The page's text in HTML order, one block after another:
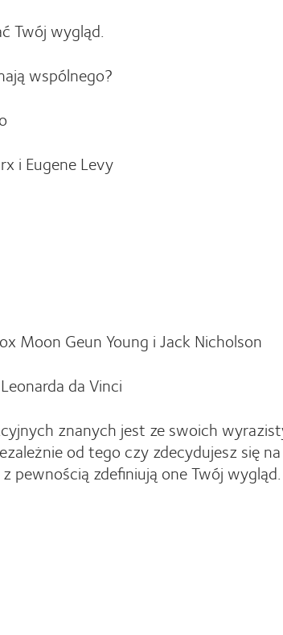
Twój wygląd.
wspólnego?
i Eugene Levy
Moon Geun Young i Jack Nicholson
da Vinci
znanych jest ze swoich
od tego czy zdecydujesz się
pewnością zdefiniują one Twój wygląd.